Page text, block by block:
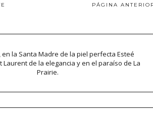
PÁGINA
en la Santa Madre de la piel perfecta Esteé
Laurent de la elegancia y en el paraíso de La
Prairie.